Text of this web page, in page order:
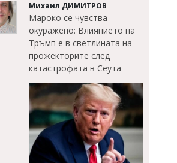
Михаил ДИМИТРОВ
Мароко се чувства
окуражено: Влиянието на
Тръмп е в светлината на
прожекторите след
катастрофата в Сеута